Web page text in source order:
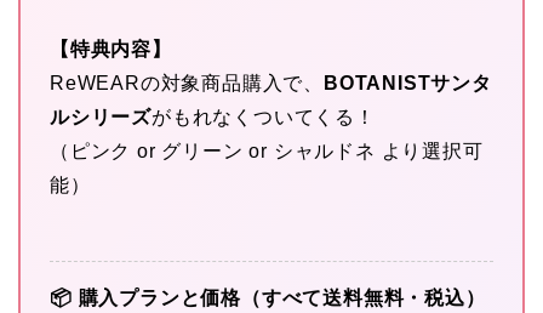
【特典内容】
ReWEARの対象商品購入で、
BOTANISTサンタ
ルシリーズがもれなくついてくる！
（ピンク or グリーン or シャルドネ より選択可
能）
📦 購入プランと価格（すべて送料無料・税込）